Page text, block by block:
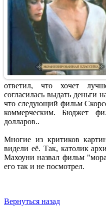
ответил, что хочет
согласилась выдать деньги
что следующий фильм
коммерческим. Бюджет
долларов..
Многие из критиков
видели её. Так, католик
Махоуни назвал фильм
его так и не посмотрел.
Вернуться назад